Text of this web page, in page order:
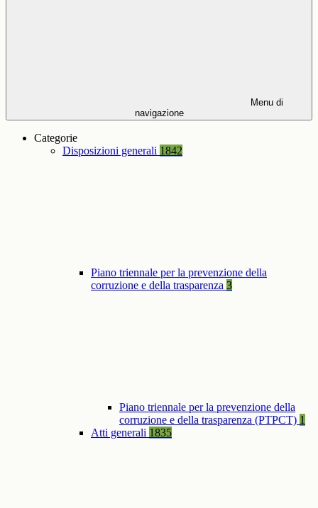
Menu di
navigazione
Categorie
Disposizioni generali 1842
Piano triennale per la prevenzione della
corruzione e della trasparenza 3
Piano triennale per la prevenzione della
corruzione e della trasparenza (PTPCT) 1
Atti generali 1835